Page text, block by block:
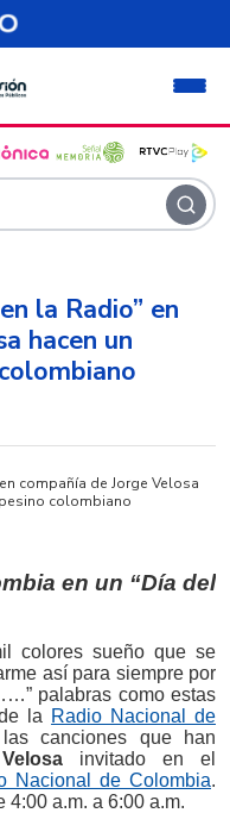
la Radio” en
hacen un
en un “Día del
colores sueño que se
así para siempre por
palabras como estas
la Radio Nacional de
canciones que han
invitado en el
Nacional de Colombia.
4:00 a.m. a 6:00 a.m.